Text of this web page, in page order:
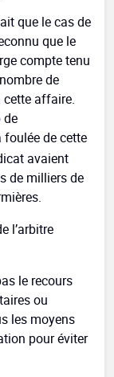
que le cas de
que le
compte tenu
de
cette affaire.
de
foulée de cette
avaient
de milliers de
l’arbitre
le recours
ou
les moyens
pour éviter